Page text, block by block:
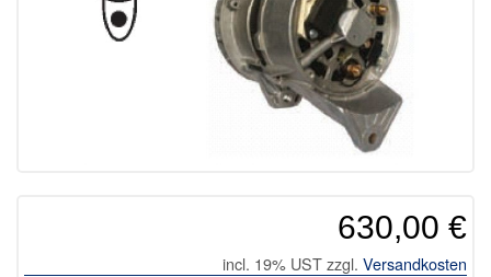
630,00 €
incl. 19% UST zzgl. Versandkosten